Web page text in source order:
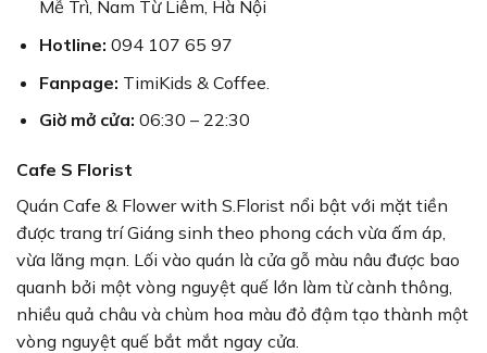
Mễ Trì, Nam Từ Liêm, Hà Nội
Hotline: 094 107 65 97
Fanpage: TimiKids & Coffee.
Giờ mở cửa: 06:30 – 22:30
Cafe S Florist
Quán Cafe & Flower with S.Florist nổi bật với mặt tiền
được trang trí Giáng sinh theo phong cách vừa ấm áp,
vừa lãng mạn. Lối vào quán là cửa gỗ màu nâu được bao
quanh bởi một vòng nguyệt quế lớn làm từ cành thông,
nhiều quả châu và chùm hoa màu đỏ đậm tạo thành một
vòng nguyệt quế bắt mắt ngay cửa.